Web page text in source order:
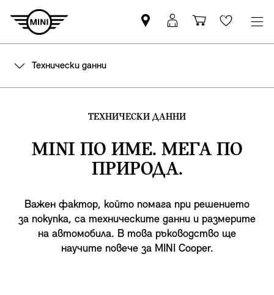
Намерете
партньор
Вход
в
Количка
за
Wishlist
Технически данни
ТЕХНИЧЕСКИ ДАННИ
MINI ПО ИМЕ. МЕГА ПО
ПРИРОДА.
Важен фактор, който помага при решението
за покупка, са техническите данни и размерите
на автомобила. В това ръководство ще
научите повече за MINI Cooper.